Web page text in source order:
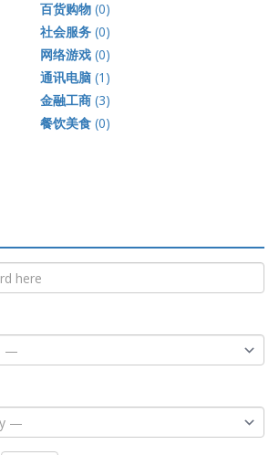
百货购物(0)
社会服务(0)
网络游戏(0)
通讯电脑(1)
金融工商(3)
餐饮美食(0)